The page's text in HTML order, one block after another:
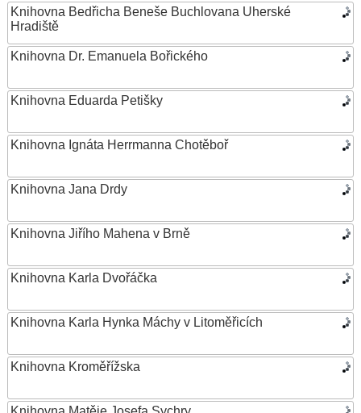
Knihovna Bedřicha Beneše Buchlovana Uherské
Hradiště
Knihovna Dr. Emanuela Bořického
Knihovna Eduarda Petišky
Knihovna Ignáta Herrmanna Chotěboř
Knihovna Jana Drdy
Knihovna Jiřího Mahena v Brně
Knihovna Karla Dvořáčka
Knihovna Karla Hynka Máchy v Litoměřicích
Knihovna Kroměřížska